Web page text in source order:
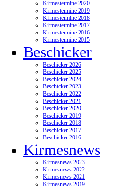
Kirmestermine 2020
Kirmestermine 2019
Kirmestermine 2018
Kirmestermine 2017
Kirmestermine 2016
Kirmestermine 2015
Beschicker
Beschicker 2026
Beschicker 2025
Beschicker 2024
Beschicker 2023
Beschicker 2022
Beschicker 2021
Beschicker 2020
Beschicker 2019
Beschicker 2018
Beschicker 2017
Beschicker 2016
Kirmesnews
Kirmesnews 2023
Kirmesnews 2022
Kirmesnews 2021
Kirmesnews 2019